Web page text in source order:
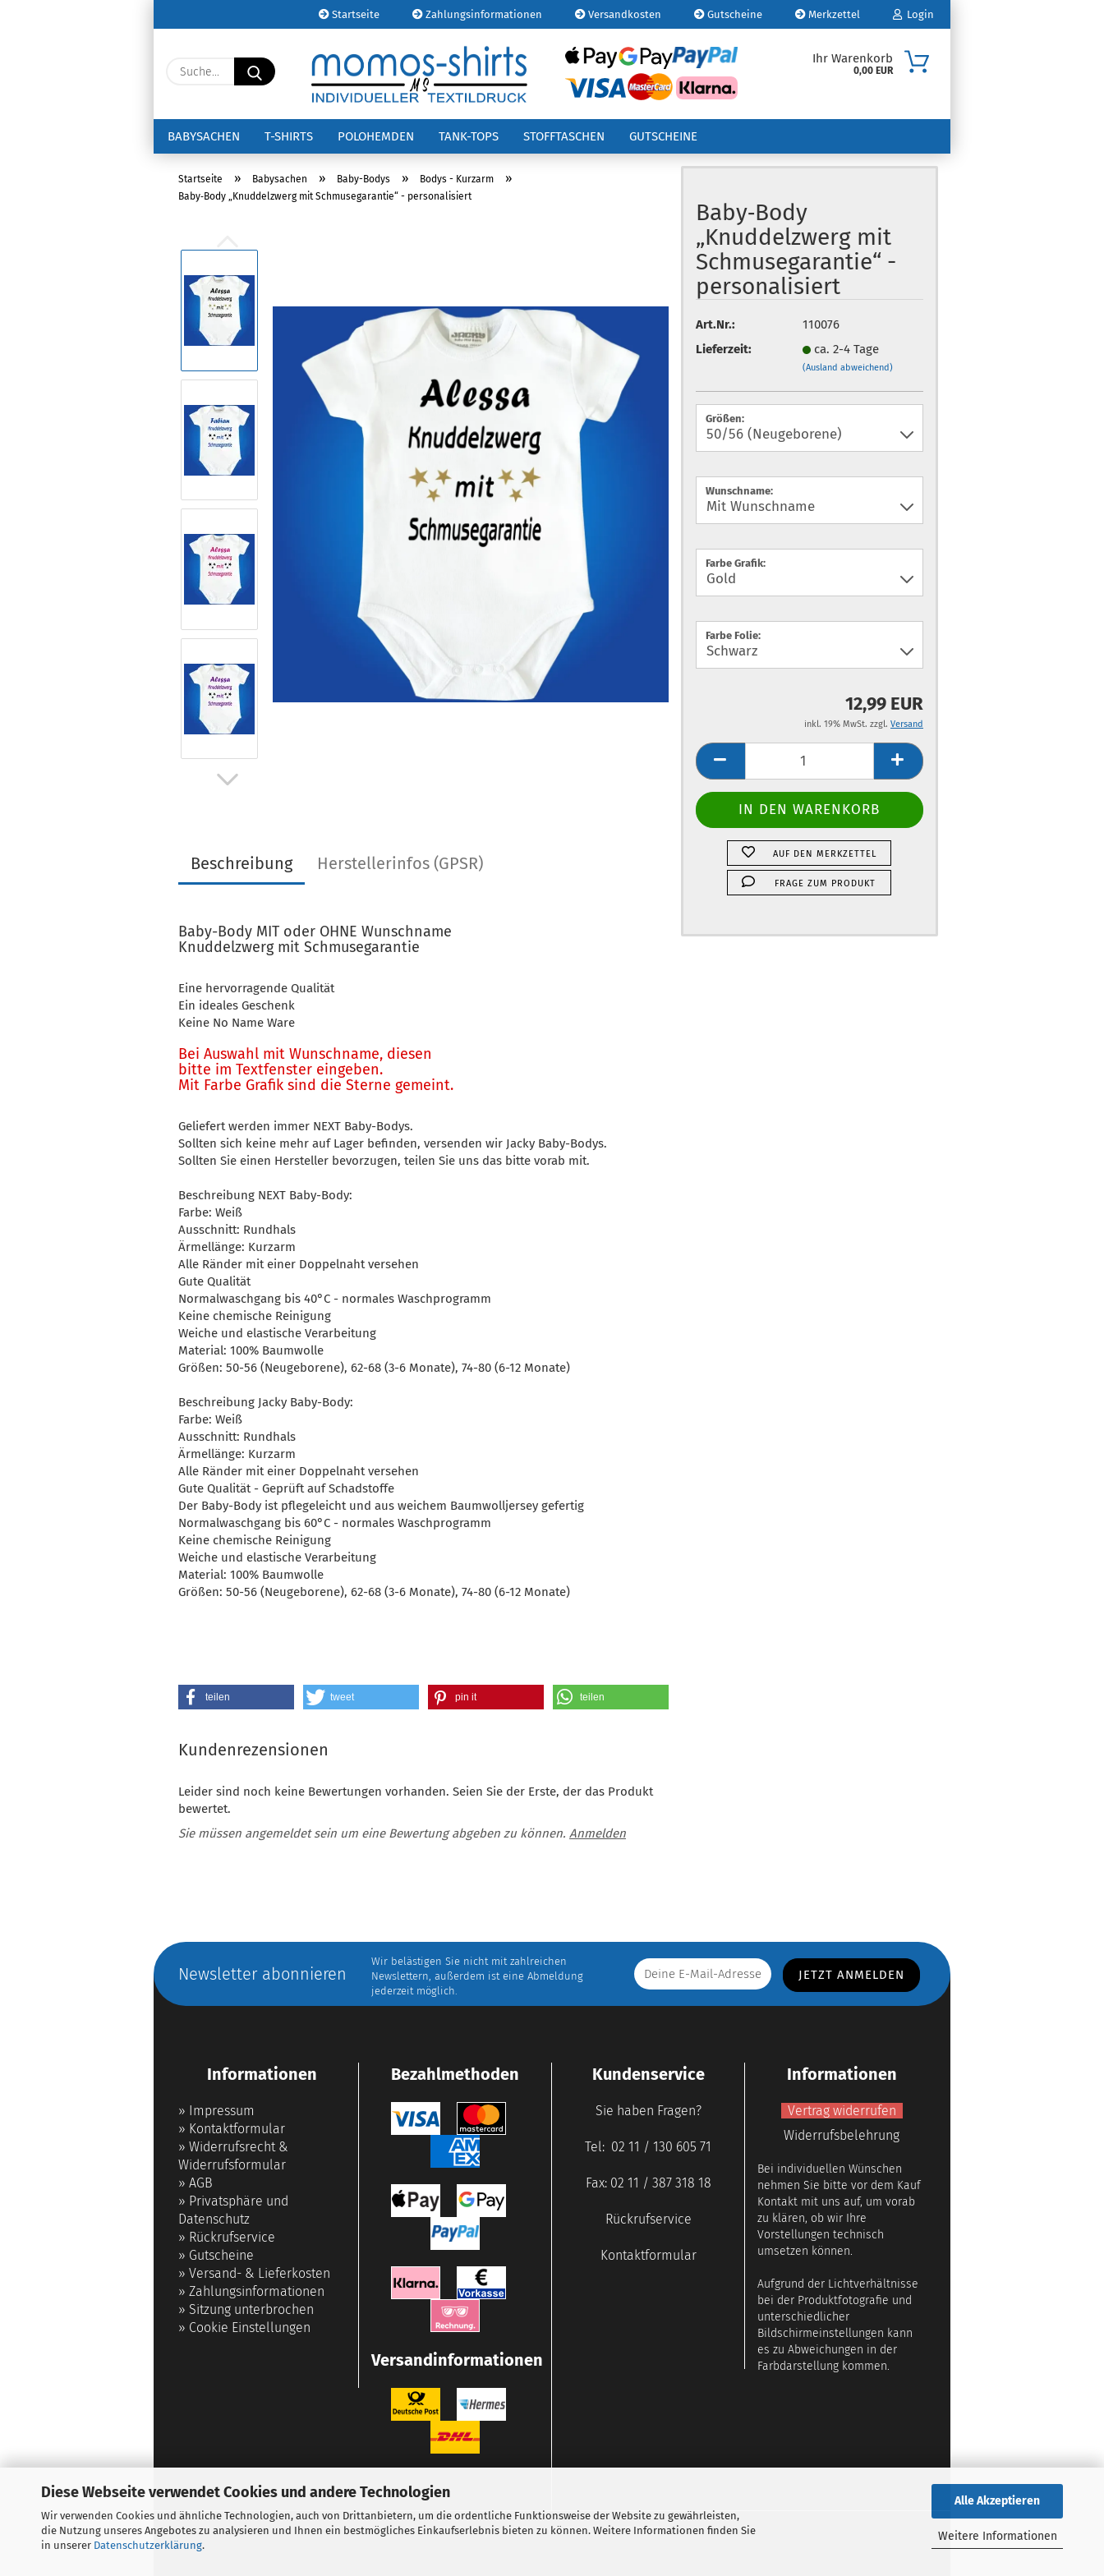
Diese Webseite verwendet Cookies und andere Technologien
Wir verwenden Cookies und ähnliche Technologien, auch von Drittanbietern, um die ordentliche Funktionsweise der Website zu gewährleisten,
die Nutzung unseres Angebotes zu analysieren und Ihnen ein bestmögliches Einkaufserlebnis bieten zu können. Weitere Informationen finden Sie
in unserer Datenschutzerklärung.
Alle Akzeptieren
Weitere Informationen
Startseite Zahlungsinformationen Versandkosten Gutscheine Merkzettel Login
E-Mail
Konto erstellen
Passwort vergessen?
Suche... Ihr Warenkorb
0,00 EUR
BABYSACHEN T-SHIRTS POLOHEMDEN TANK-TOPS STOFFTASCHEN GUTSCHEINE
Startseite » Babysachen » Baby-Bodys » Bodys - Kurzarm »
Baby‑Body „Knuddelzwerg mit Schmusegarantie“ - personalisiert
Baby‑Body
„Knuddelzwerg mit
Schmusegarantie“ -
personalisiert
Art.Nr.:
110076
Lieferzeit:
ca. 2-4 Tage
(Ausland abweichend)
Größen:
Wunschname:
Farbe Grafik:
Farbe Folie:
12,99 EUR
inkl. 19% MwSt. zzgl. Versand
AUF DEN MERKZETTEL
FRAGE ZUM PRODUKT
Beschreibung Herstellerinfos (GPSR)
Baby-Body MIT oder OHNE Wunschname
Knuddelzwerg mit Schmusegarantie
Eine hervorragende Qualität
Ein ideales Geschenk
Keine No Name Ware
Bei Auswahl mit Wunschname, diesen
bitte im Textfenster eingeben.
Mit Farbe Grafik sind die Sterne gemeint.
Geliefert werden immer NEXT Baby-Bodys.
Sollten sich keine mehr auf Lager befinden, versenden wir Jacky Baby-Bodys.
Sollten Sie einen Hersteller bevorzugen, teilen Sie uns das bitte vorab mit.
Beschreibung NEXT Baby-Body:
Farbe: Weiß
Ausschnitt: Rundhals
Ärmellänge: Kurzarm
Alle Ränder mit einer Doppelnaht versehen
Gute Qualität
Normalwaschgang bis 40°C - normales Waschprogramm
Keine chemische Reinigung
Weiche und elastische Verarbeitung
Material: 100% Baumwolle
Größen: 50-56 (Neugeborene), 62-68 (3-6 Monate), 74-80 (6-12 Monate)
Beschreibung Jacky Baby-Body:
Farbe: Weiß
Ausschnitt: Rundhals
Ärmellänge: Kurzarm
Alle Ränder mit einer Doppelnaht versehen
Gute Qualität - Geprüft auf Schadstoffe
Der Baby-Body ist pflegeleicht und aus weichem Baumwolljersey gefertig
Normalwaschgang bis 60°C - normales Waschprogramm
Keine chemische Reinigung
Weiche und elastische Verarbeitung
Material: 100% Baumwolle
Größen: 50-56 (Neugeborene), 62-68 (3-6 Monate), 74-80 (6-12 Monate)
teilen tweet pin it teilen
Kundenrezensionen
Leider sind noch keine Bewertungen vorhanden. Seien Sie der Erste, der das Produkt
bewertet.
Sie müssen angemeldet sein um eine Bewertung abgeben zu können. Anmelden
Newsletter abonnieren
Wir belästigen Sie nicht mit zahlreichen
Newslettern, außerdem ist eine Abmeldung
jederzeit möglich.
Informationen
» Impressum
» Kontaktformular
» Widerrufsrecht &
Widerrufsformular
» AGB
» Privatsphäre und
Datenschutz
» Rückrufservice
» Gutscheine
» Versand- & Lieferkosten
» Zahlungsinformationen
» Sitzung unterbrochen
» Cookie Einstellungen
Bezahlmethoden
Versandinformationen
Kundenservice
Sie haben Fragen?
Tel: 02 11 / 130 605 71
Fax: 02 11 / 387 318 18
Rückrufservice
Kontaktformular
Informationen
Vertrag widerrufen
Widerrufsbelehrung
Bei individuellen Wünschen
nehmen Sie bitte vor dem Kauf
Kontakt mit uns auf, um vorab
zu klären, ob wir Ihre
Vorstellungen technisch
umsetzen können.
Aufgrund der Lichtverhältnisse
bei der Produktfotografie und
unterschiedlicher
Bildschirmeinstellungen kann
es zu Abweichungen in der
Farbdarstellung kommen.
Webshop erstellenmit Gambio.de © 2026